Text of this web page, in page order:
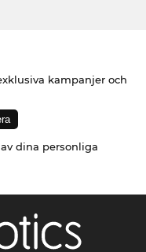
kampanjer och
dina personliga